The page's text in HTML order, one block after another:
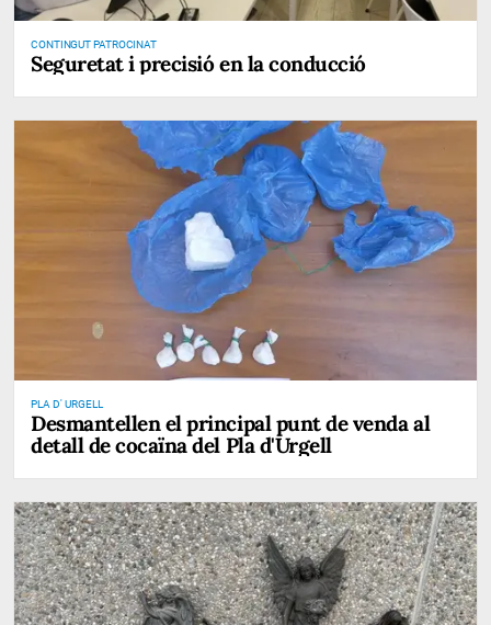
CONTINGUT PATROCINAT
Seguretat i precisió en la conducció
PLA D' URGELL
Desmantellen el principal punt de venda al
detall de cocaïna del Pla d'Urgell